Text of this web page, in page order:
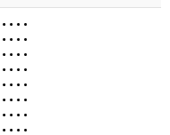
• • • •
• • • •
• • • •
• • • •
• • • •
• • • •
• • • •
• • • •